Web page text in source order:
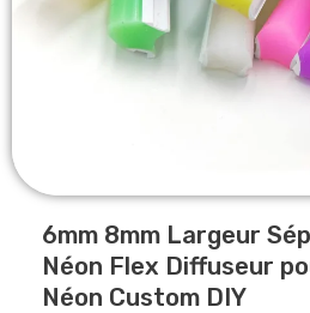
6mm 8mm Largeur
Néon Flex Diffuseur
Néon Custom DIY